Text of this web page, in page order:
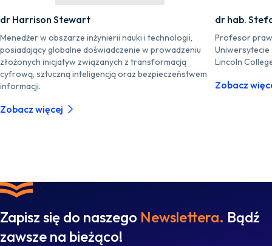
dr Harrison Stewart
Menedżer w obszarze inżynierii nauki i technologii,
posiadający globalne doświadczenie w prowadzeniu
złożonych inicjatyw związanych z transformacją
cyfrową, sztuczną inteligencją oraz bezpieczeństwem
informacji.
Zobacz więcej
dr hab.
Profesor
Lincoln
Zobacz
Zapisz się do naszego Newslettera. Bądź
zawsze na bieżąco!